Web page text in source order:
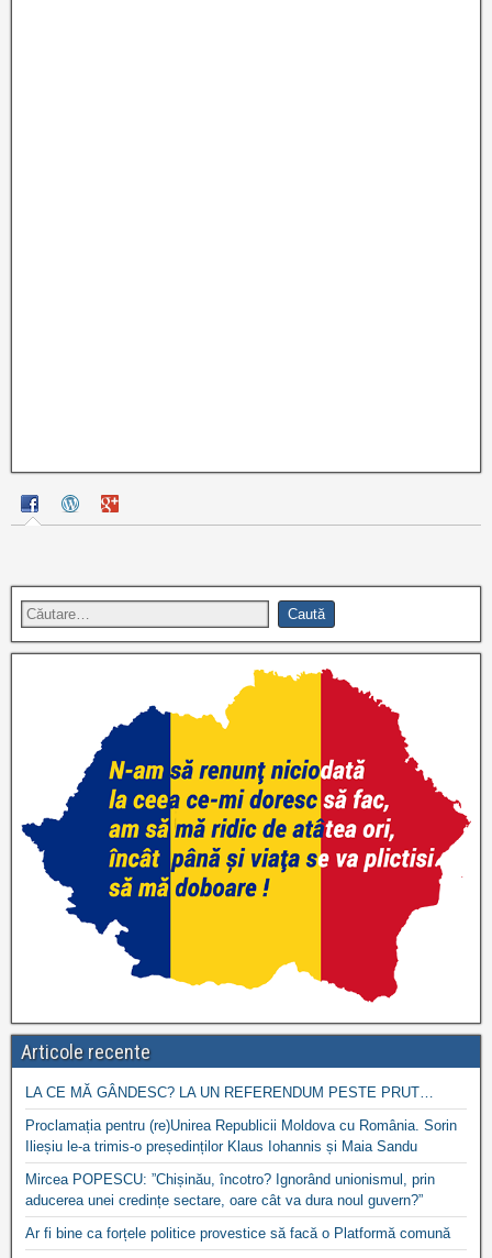
Articole recente
LA CE MĂ GÂNDESC? LA UN REFERENDUM PESTE PRUT…
Proclamația pentru (re)Unirea Republicii Moldova cu România. Sorin
Ilieșiu le-a trimis-o președinților Klaus Iohannis și Maia Sandu
Mircea POPESCU: ”Chișinău, încotro? Ignorând unionismul, prin
aducerea unei credințe sectare, oare cât va dura noul guvern?”
Ar fi bine ca forțele politice provestice să facă o Platformă comună